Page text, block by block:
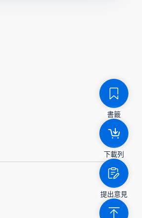
書籤
下載列
提出意見